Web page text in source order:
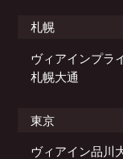
札幌
ヴィアインプラ
札幌大通
東京
ヴィアイン品川